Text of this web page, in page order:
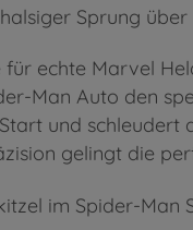
Sprung
echte Marvel
Man Auto den
und schleudert
gelingt die
im Spider-Man